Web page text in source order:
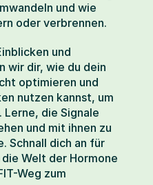
und wie
oder verbrennen.
und
wir dir, wie du dein
optimieren und
nutzen kannst, um
die Signale
und mit ihnen zu
Schnall dich an für
Welt der Hormone
Weg zum